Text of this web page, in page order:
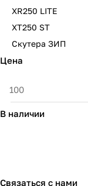
XR250 LITE
XT250 ST
Скутера ЗИП
Цена
В наличии
Связаться с нами